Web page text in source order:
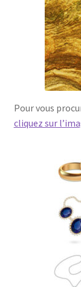
Pour vous
cliquez sur